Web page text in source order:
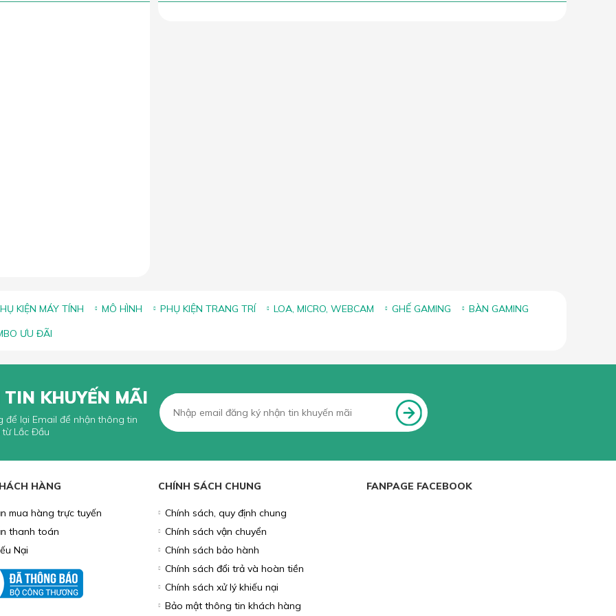
KIỆN MÁY TÍNH MÔ HÌNH PHỤ KIỆN TRANG TRÍ LOA, MICRO, WEBCAM GHẾ GAMING
BÀN GAMING
ƯU ĐÃI
KHUYẾN MÃI
để lại Email để nhận thông tin
Lắc Đầu
HÀNG
mua hàng trực tuyến
thanh toán
Nại
CHÍNH SÁCH CHUNG
Chính sách, quy định chung
Chính sách vận chuyển
Chính sách bảo hành
Chính sách đổi trả và hoàn tiền
Chính sách xử lý khiếu nại
Bảo mật thông tin khách hàng
FANPAGE FACEBOOK